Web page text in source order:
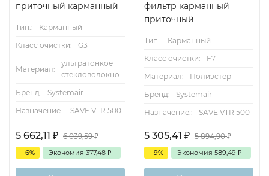
приточный карманный
Тип.:
Карманный
Класс очистки:
G3
Материал:
ультратонкое
стекловолокно
Бренд:
Systemair
Назначение.:
SAVE VTR 500
5 662,11 ₽ 6 039,59₽
- 6% Экономия 377,48 ₽
фильтр карманный
приточный
Тип.:
Карманный
Класс очистки:
F7
Материал:
Полиэстер
Бренд:
Systemair
Назначение.:
SAVE VTR 500
5 305,41 ₽ 5 894,90₽
- 9% Экономия 589,49 ₽